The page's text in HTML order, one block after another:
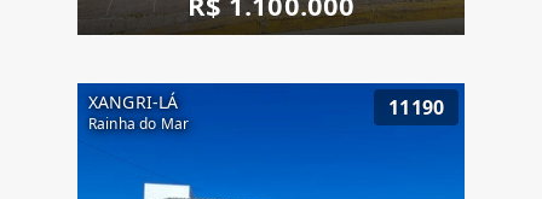
XANGRI-LÁ
Rainha do Mar
11190